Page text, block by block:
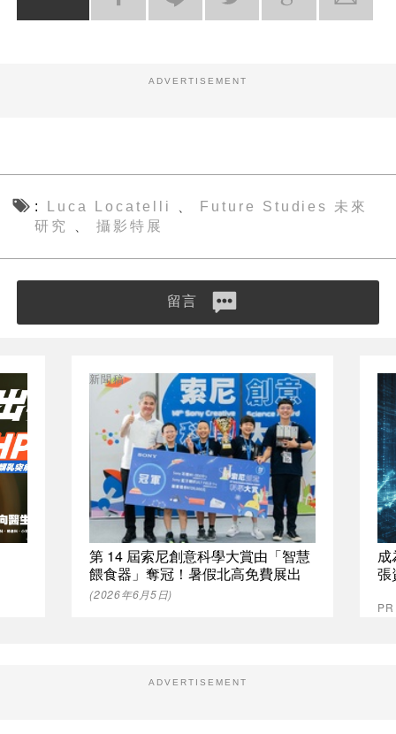
ADVERTISEMENT
Luca Locatelli 、
Future Studies 未來
研究
、攝影特展
留言
第 14 屆索尼創意科學大賞由「智慧
餵食器」奪冠！暑假北高免費展出
新聞稿
(2026年6月5日)
成
張
ADVERTISEMENT